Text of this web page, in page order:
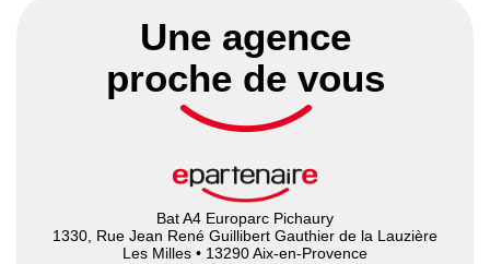
Une agence
proche de vous
Bat A4 Europarc Pichaury
1330, Rue Jean René Guillibert Gauthier de la Lauzière
Les Milles • 13290 Aix-en-Provence